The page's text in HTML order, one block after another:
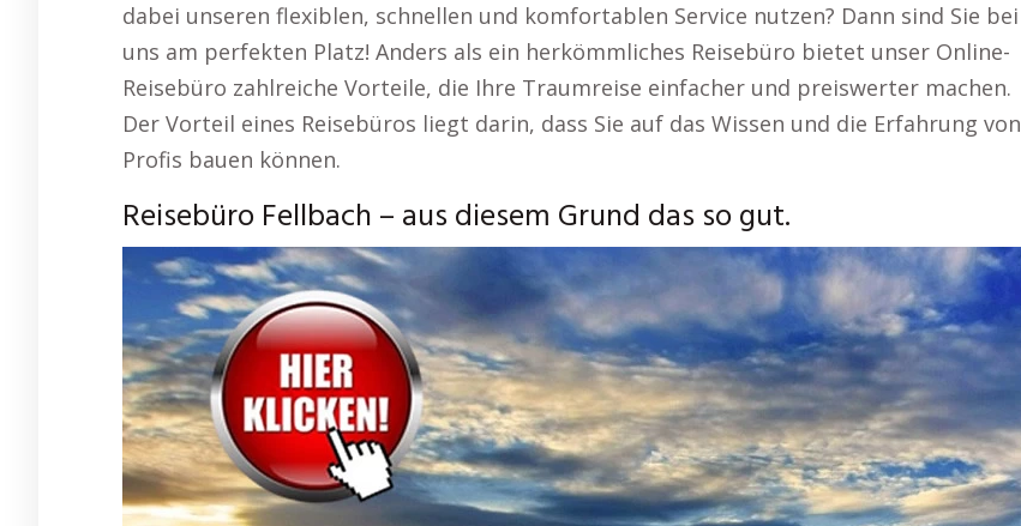
dabei unseren flexiblen, schnellen und komfortablen Service nutzen? Dann sind Sie bei
uns am perfekten Platz! Anders als ein herkömmliches Reisebüro bietet unser Online-
Reisebüro zahlreiche Vorteile, die Ihre Traumreise einfacher und preiswerter machen.
Der Vorteil eines Reisebüros liegt darin, dass Sie auf das Wissen und die Erfahrung von
Profis bauen können.
Reisebüro Fellbach – aus diesem Grund das so gut.